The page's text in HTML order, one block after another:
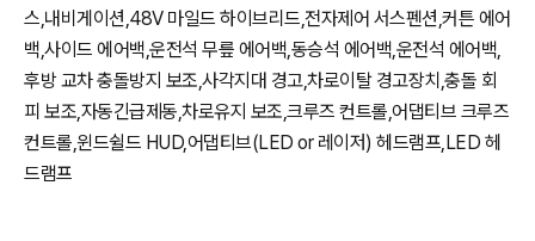
스,내비게이션,48V 마일드 하이브리드,전자제어 서스펜션,커튼 에어
백,사이드 에어백,운전석 무릎 에어백,동승석 에어백,운전석 에어백,
후방 교차 충돌방지 보조,사각지대 경고,차로이탈 경고장치,충돌 회
피 보조,자동긴급제동,차로유지 보조,크루즈 컨트롤,어댑티브 크루즈
컨트롤,윈드쉴드 HUD,어댑티브(LED or 레이저) 헤드램프,LED 헤
드램프